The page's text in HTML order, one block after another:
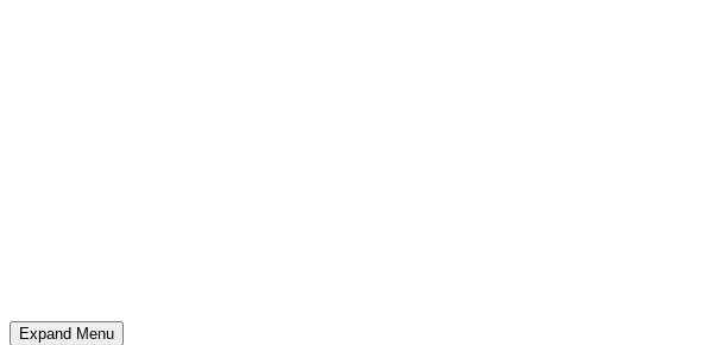
Expand Menu